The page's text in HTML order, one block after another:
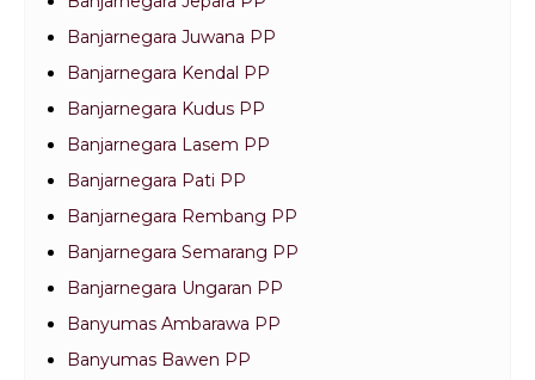
Banjarnegara Juwana PP
Banjarnegara Kendal PP
Banjarnegara Kudus PP
Banjarnegara Lasem PP
Banjarnegara Pati PP
Banjarnegara Rembang PP
Banjarnegara Semarang PP
Banjarnegara Ungaran PP
Banyumas Ambarawa PP
Banyumas Bawen PP